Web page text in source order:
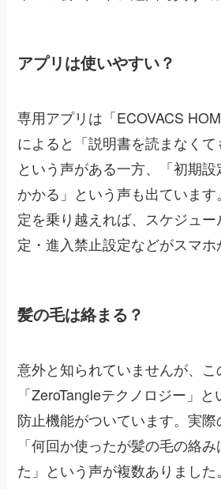
アプリは使いやすい？
専用アプリは「ECOVACS
によると「説明書を読まなくて
という声がある一方、「初期
かかる」という声も出ていま
定を乗り越えれば、スケジュ
定・進入禁止設定などがスマホ
髪の毛は絡まる？
意外と知られていませんが、
「ZeroTangleテクノロジー」
防止機能がついています。実際
「何回か使ったが髪の毛の絡
た」という声が複数ありまし